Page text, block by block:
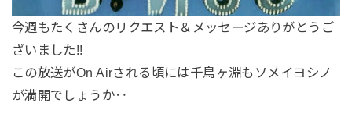
今週もたくさんのリクエスト＆メッセージありがとうご
ざいました!!
この放送がOn Airされる頃には千鳥ヶ淵もソメイヨシノ
が満開でしょうか‥